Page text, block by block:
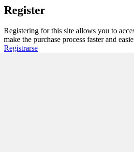
Register
Registering for this site allows you to
make the purchase process faster and
Registrarse